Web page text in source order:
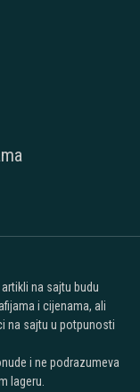
na sajtu budu
i cijenama, ali
na sajtu u potpunosti
i ne podrazumeva
lageru.